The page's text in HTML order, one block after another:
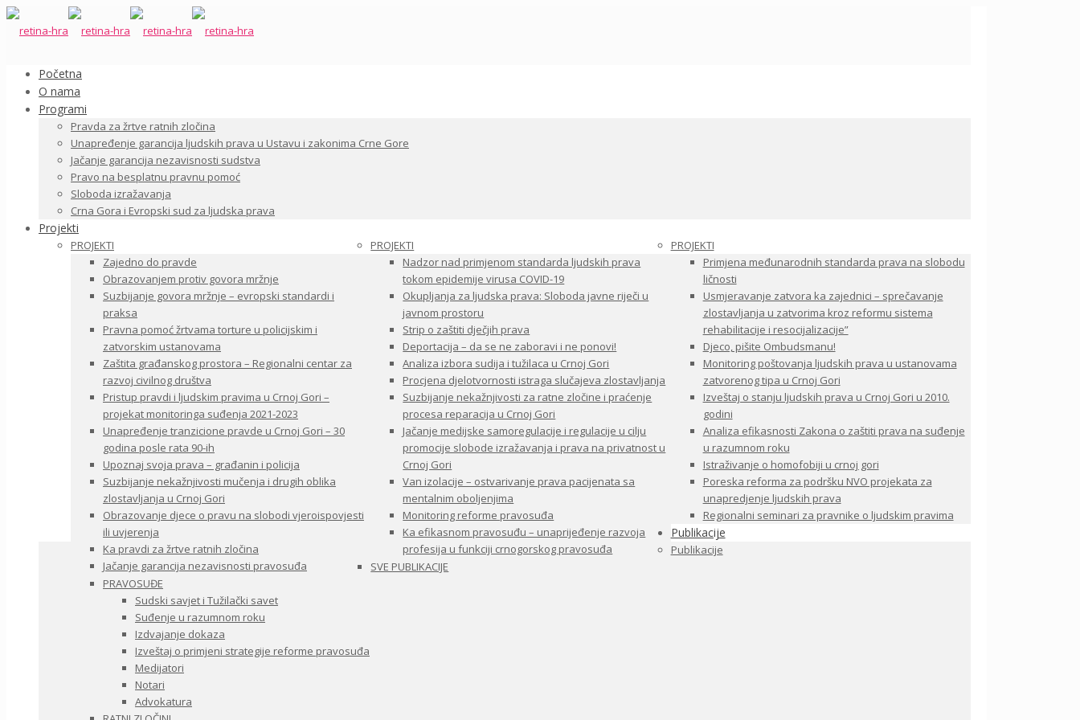
Početna
O nama
Programi
Pravda za žrtve ratnih zločina
Unapređenje garancija ljudskih prava u Ustavu i zakonima Crne Gore
Jačanje garancija nezavisnosti sudstva
Pravo na besplatnu pravnu pomoć
Sloboda izražavanja
Crna Gora i Evropski sud za ljudska prava
Projekti
PROJEKTI
Zajedno do pravde
Obrazovanjem protiv govora mržnje
Suzbijanje govora mržnje – evropski standardi i
praksa
Pravna pomoć žrtvama torture u policijskim i
zatvorskim ustanovama
Zaštita građanskog prostora – Regionalni centar za
razvoj civilnog društva
Pristup pravdi i ljudskim pravima u Crnoj Gori –
projekat monitoringa suđenja 2021-2023
Unapređenje tranzicione pravde u Crnoj Gori – 30
godina posle rata 90-ih
Upoznaj svoja prava – građanin i policija
Suzbijanje nekažnjivosti mučenja i drugih oblika
zlostavljanja u Crnoj Gori
Obrazovanje djece o pravu na slobodi vjeroispovjesti
ili uvjerenja
Ka pravdi za žrtve ratnih zločina
Jačanje garancija nezavisnosti pravosuđa
PROJEKTI
Nadzor nad primjenom standarda ljudskih prava
tokom epidemije virusa COVID-19
Okupljanja za ljudska prava: Sloboda javne riječi u
javnom prostoru
Strip o zaštiti dječjih prava
Deportacija – da se ne zaboravi i ne ponovi!
Analiza izbora sudija i tužilaca u Crnoj Gori
Procjena djelotvornosti istraga slučajeva zlostavljanja
Suzbijanje nekažnjivosti za ratne zločine i praćenje
procesa reparacija u Crnoj Gori
Jačanje medijske samoregulacije i regulacije u cilju
promocije slobode izražavanja i prava na privatnost u
Crnoj Gori
Van izolacije – ostvarivanje prava pacijenata sa
mentalnim oboljenjima
Monitoring reforme pravosuđa
Ka efikasnom pravosuđu – unaprijeđenje razvoja
profesija u funkciji crnogorskog pravosuđa
PROJEKTI
Primjena međunarodnih standarda prava na slobodu
ličnosti
Usmjeravanje zatvora ka zajednici – sprečavanje
zlostavljanja u zatvorima kroz reformu sistema
rehabilitacije i resocijalizacije”
Djeco, pišite Ombudsmanu!
Monitoring poštovanja ljudskih prava u ustanovama
zatvorenog tipa u Crnoj Gori
Izveštaj o stanju ljudskih prava u Crnoj Gori u 2010.
godini
Analiza efikasnosti Zakona o zaštiti prava na suđenje
u razumnom roku
Istraživanje o homofobiji u crnoj gori
Poreska reforma za podršku NVO projekata za
unapredjenje ljudskih prava
Regionalni seminari za pravnike o ljudskim pravima
Publikacije
Publikacije
SVE PUBLIKACIJE
PRAVOSUĐE
Sudski savjet i Tužilački savet
Suđenje u razumnom roku
Izdvajanje dokaza
Izveštaj o primjeni strategije reforme pravosuđa
Medijatori
Notari
Advokatura